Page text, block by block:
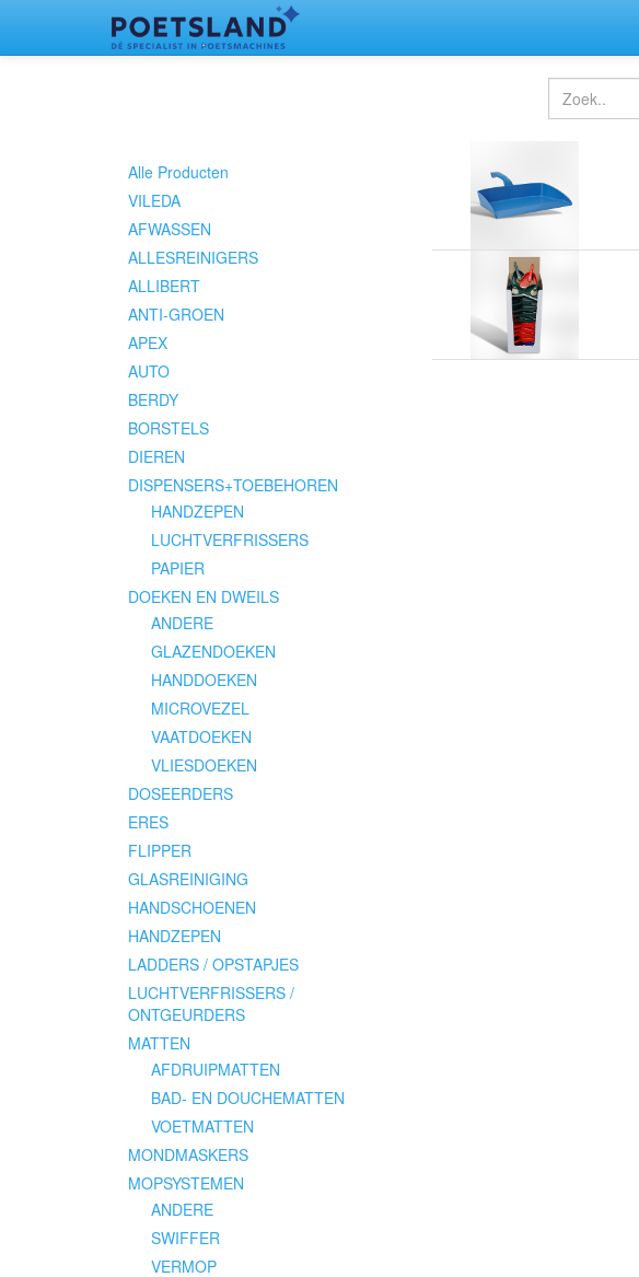
Alle Producten
VILEDA
AFWASSEN
ALLESREINIGERS
ALLIBERT
ANTI-GROEN
APEX
AUTO
BERDY
BORSTELS
DIEREN
DISPENSERS+TOEBEHOREN
HANDZEPEN
LUCHTVERFRISSERS
PAPIER
DOEKEN EN DWEILS
ANDERE
GLAZENDOEKEN
HANDDOEKEN
MICROVEZEL
VAATDOEKEN
VLIESDOEKEN
DOSEERDERS
ERES
FLIPPER
GLASREINIGING
HANDSCHOENEN
HANDZEPEN
LADDERS / OPSTAPJES
LUCHTVERFRISSERS /
ONTGEURDERS
MATTEN
AFDRUIPMATTEN
BAD- EN DOUCHEMATTEN
VOETMATTEN
MONDMASKERS
MOPSYSTEMEN
ANDERE
SWIFFER
VERMOP